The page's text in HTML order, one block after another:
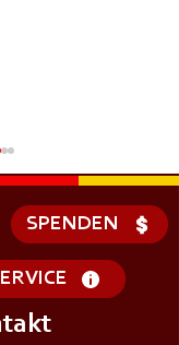
SPENDEN